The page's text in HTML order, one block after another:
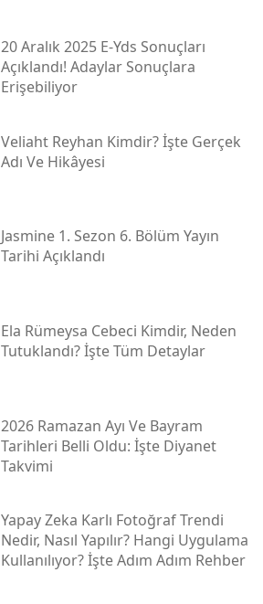
20 Aralık 2025 E-Yds Sonuçları
Açıklandı! Adaylar Sonuçlara
Erişebiliyor
Veliaht Reyhan Kimdir? İşte Gerçek
Adı Ve Hikâyesi
Jasmine 1. Sezon 6. Bölüm Yayın
Tarihi Açıklandı
Ela Rümeysa Cebeci Kimdir, Neden
Tutuklandı? İşte Tüm Detaylar
2026 Ramazan Ayı Ve Bayram
Tarihleri Belli Oldu: İşte Diyanet
Takvimi
Yapay Zeka Karlı Fotoğraf Trendi
Nedir, Nasıl Yapılır? Hangi Uygulama
Kullanılıyor? İşte Adım Adım Rehber